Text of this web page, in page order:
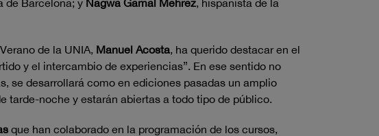
de Barcelona; y Nagwa Gamal Mehrez, hispanista de la
de la UNIA, Manuel Acosta, ha querido destacar en el
y el intercambio de experiencias”. En ese sentido no
se desarrollará como en ediciones pasadas un amplio
tarde-noche y estarán abiertas a todo tipo de público.
que han colaborado en la programación de los cursos,